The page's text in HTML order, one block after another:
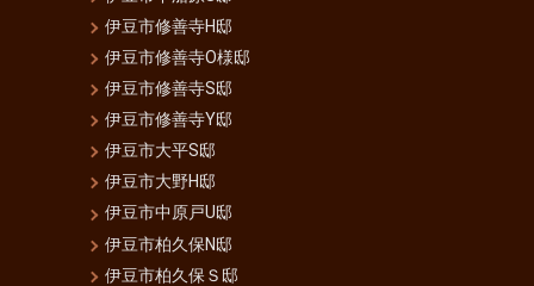
伊豆市修善寺H邸
伊豆市修善寺O様邸
伊豆市修善寺S邸
伊豆市修善寺Y邸
伊豆市大平S邸
伊豆市大野H邸
伊豆市中原戸U邸
伊豆市柏久保N邸
伊豆市柏久保Ｓ邸